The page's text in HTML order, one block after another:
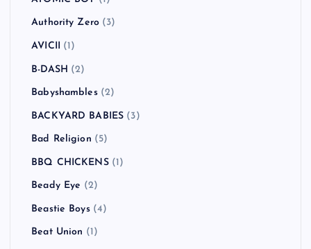
Authority Zero (3)
AVICII (1)
B-DASH (2)
Babyshambles(2)
BACKYARD BABIES (3)
Bad Religion (5)
BBQ CHICKENS(1)
Beady Eye (2)
Beastie Boys(4)
Beat Union (1)